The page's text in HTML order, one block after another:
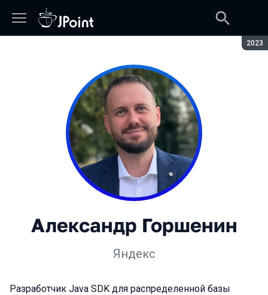
2023
Александр Горшенин
Яндекс
Разработчик Java SDK для распределенной базы